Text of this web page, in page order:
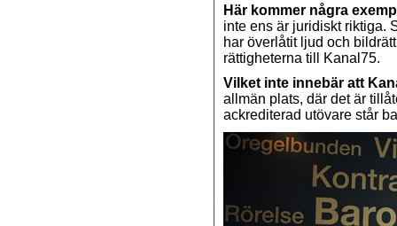
Här kommer några
inte ens är juridiskt riktiga.
har överlåtit ljud och
rättigheterna till Kanal75.
Vilket inte innebär att
allmän plats, där det är
ackrediterad utövare står